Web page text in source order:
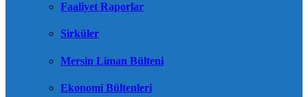
Faaliyet Raporlar
Sirküler
Mersin Liman Bülteni
Ekonomi Bültenleri